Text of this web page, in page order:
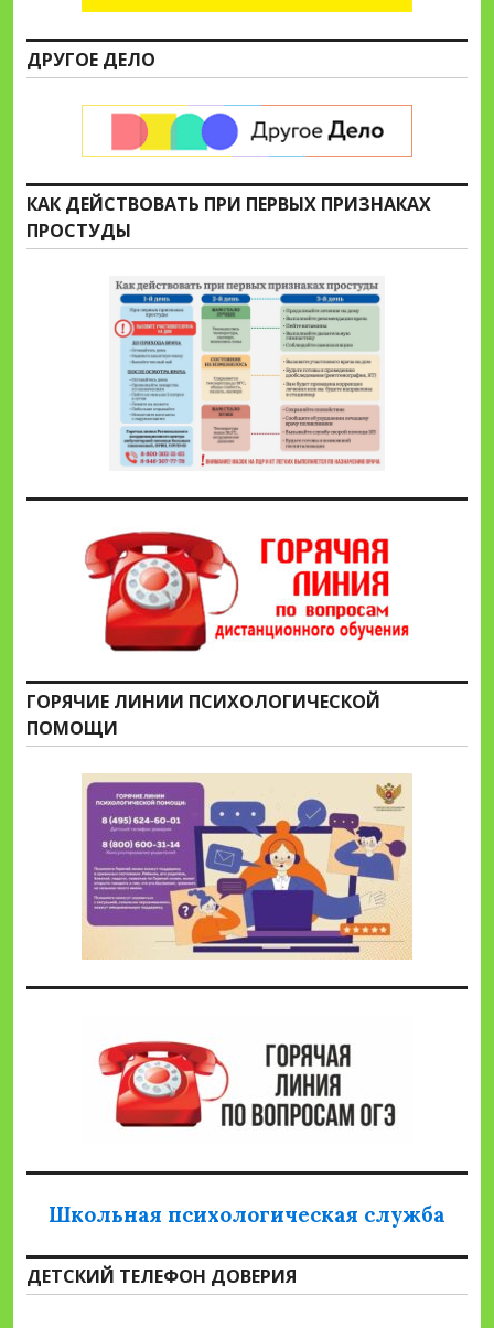
ДРУГОЕ ДЕЛО
КАК ДЕЙСТВОВАТЬ ПРИ ПЕРВЫХ ПРИЗНАКАХ
ПРОСТУДЫ
ГОРЯЧИЕ ЛИНИИ ПСИХОЛОГИЧЕСКОЙ
ПОМОЩИ
Школьная психологическая служба
ДЕТСКИЙ ТЕЛЕФОН ДОВЕРИЯ